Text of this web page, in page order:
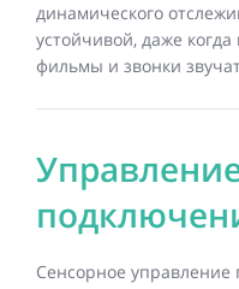
динамического
устойчивой, даже
фильмы и звонки
Сенсорное управление